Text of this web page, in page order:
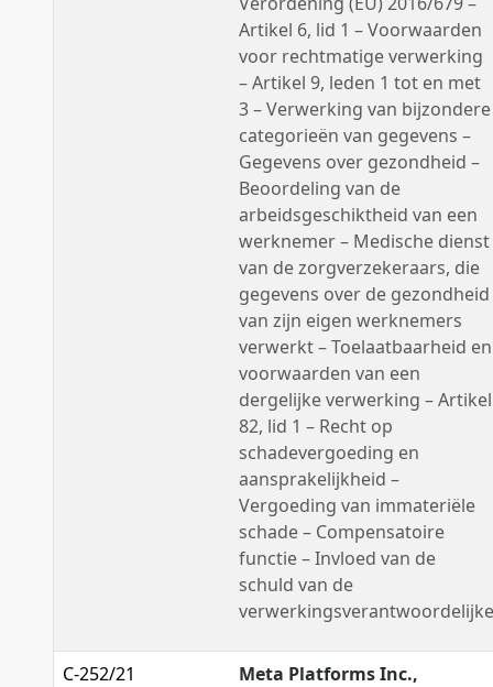
Artikel 6, lid 1 – Voorwaarden
voor rechtmatige verwerking
– Artikel 9, leden 1 tot en met
3 – Verwerking van bijzondere
categorieën van gegevens –
Gegevens over gezondheid –
Beoordeling van de
arbeidsgeschiktheid van een
werknemer – Medische dienst
van de zorgverzekeraars, die
gegevens over de gezondheid
van zijn eigen werknemers
verwerkt – Toelaatbaarheid en
voorwaarden van een
dergelijke verwerking – Artikel
82, lid 1 – Recht op
schadevergoeding en
aansprakelijkheid –
Vergoeding van immateriële
schade – Compensatoire
functie – Invloed van de
schuld van de
verwerkingsverantwoordelijke
C-252/21
Meta Platforms Inc.,